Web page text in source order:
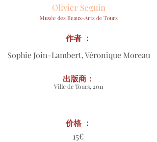
Olivier Seguin
Musée des Beaux-Arts de Tours
Sophie Join-Lambert, Véronique Moreau
作者 ：
Ville de Tours, 2011
出版商：
价格 ：
15€